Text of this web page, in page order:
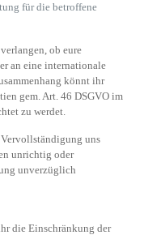
für die betroffene
ob eure
an eine internationale
könnt ihr
gem. Art. 46 DSGVO im
zu werdet.
uns
unrichtig oder
unverzüglich
die Einschränkung der